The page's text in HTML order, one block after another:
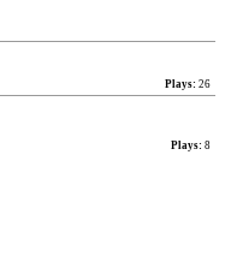
Plays: 26
Plays: 8